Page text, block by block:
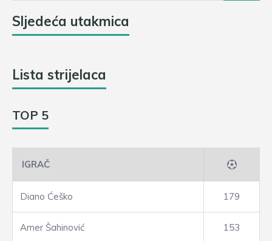
Sljedeća utakmica
Lista strijelaca
TOP 5
IGRAČ
Diano Ćeško 179
Amer Šahinović 153